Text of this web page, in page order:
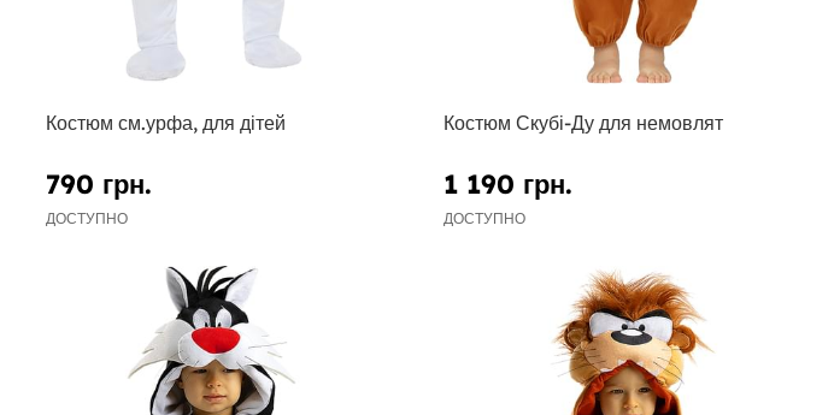
Костюм см.урфа, для дітей
790 грн.
ДОСТУПНО
Костюм Скубі-Ду для немовлят
1 190 грн.
ДОСТУПНО